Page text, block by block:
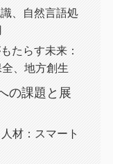
、自然言語処
たらす未来：
、地方創生
の課題と展
材：スマート